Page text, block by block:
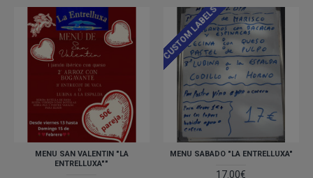
MENU SAN VALENTIN "LA
ENTRELLUXA""
CUSTOM LABELS
MENU SABADO "LA ENTRELLUXA"
17.00€